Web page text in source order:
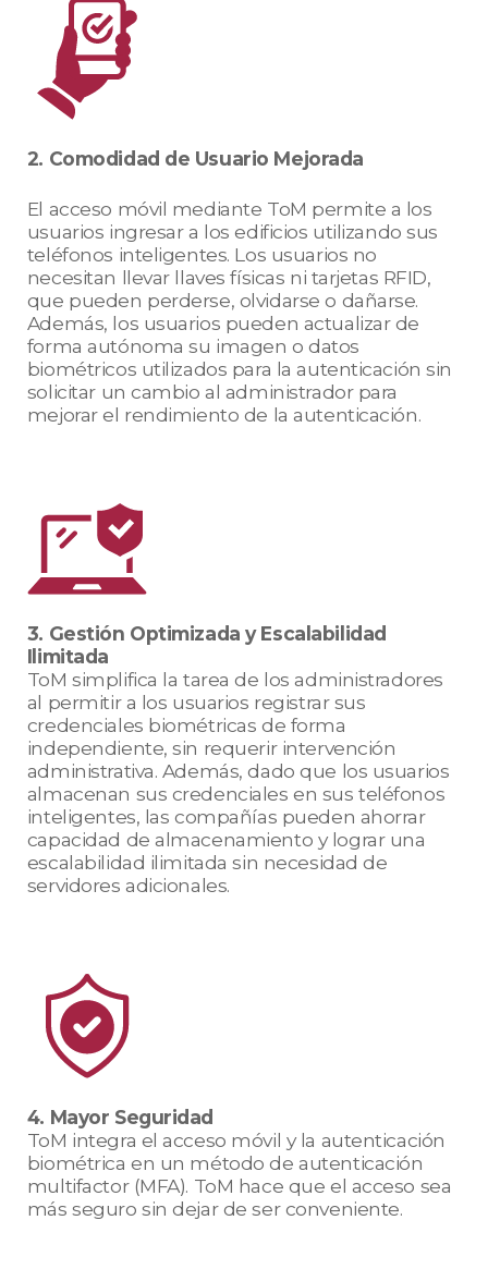
2. Comodidad de Usuario Mejorada
El acceso móvil mediante ToM permite a los
usuarios ingresar a los edificios utilizando sus
teléfonos inteligentes. Los usuarios no
necesitan llevar llaves físicas ni tarjetas RFID,
que pueden perderse, olvidarse o dañarse.
Además, los usuarios pueden actualizar de
forma autónoma su imagen o datos
biométricos utilizados para la autenticación sin
solicitar un cambio al administrador para
mejorar el rendimiento de la autenticación.
3. Gestión Optimizada y Escalabilidad
Ilimitada
ToM simplifica la tarea de los administradores
al permitir a los usuarios registrar sus
credenciales biométricas de forma
independiente, sin requerir intervención
administrativa. Además, dado que los usuarios
almacenan sus credenciales en sus teléfonos
inteligentes, las compañías pueden ahorrar
capacidad de almacenamiento y lograr una
escalabilidad ilimitada sin necesidad de
servidores adicionales.
4. Mayor Seguridad
ToM integra el acceso móvil y la autenticación
biométrica en un método de autenticación
multifactor (MFA). ToM hace que el acceso sea
más seguro sin dejar de ser conveniente.